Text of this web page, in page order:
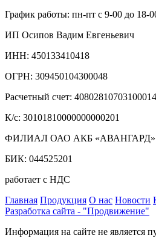
График работы: пн-пт с 9-00 до
ИП Осипов Вадим Евгеньевич
ИНН: 450133410418
ОГРН: 309450104300048
Расчетный счет:
К/с: 30101810000000000201
ФИЛИАЛ ОАО АКБ
БИК: 044525201
работает с НДС
Главная Продукция О нас Новости
Разработка сайта - "Продвижение"
Информация на сайте не является